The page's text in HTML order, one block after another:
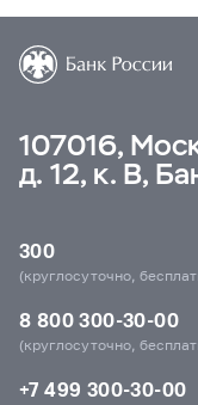
107016,
д. 12, к. В,
300
(круглосуточно,
8 800 300-30-00
(круглосуточно,
+7 499 300-30-00